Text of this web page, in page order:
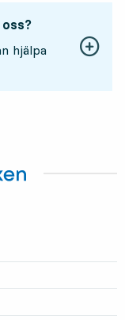
hjälpa